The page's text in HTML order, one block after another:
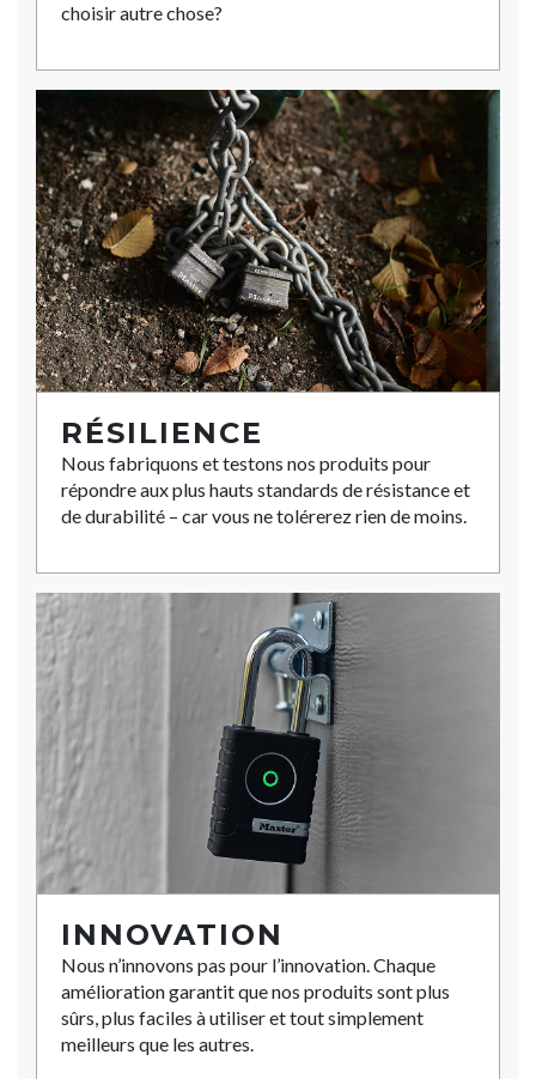
choisir autre chose?
RÉSILIENCE
Nous fabriquons et testons nos produits pour
répondre aux plus hauts standards de résistance et
de durabilité – car vous ne tolérerez rien de moins.
INNOVATION
Nous n’innovons pas pour l’innovation. Chaque
amélioration garantit que nos produits sont plus
sûrs, plus faciles à utiliser et tout simplement
meilleurs que les autres.